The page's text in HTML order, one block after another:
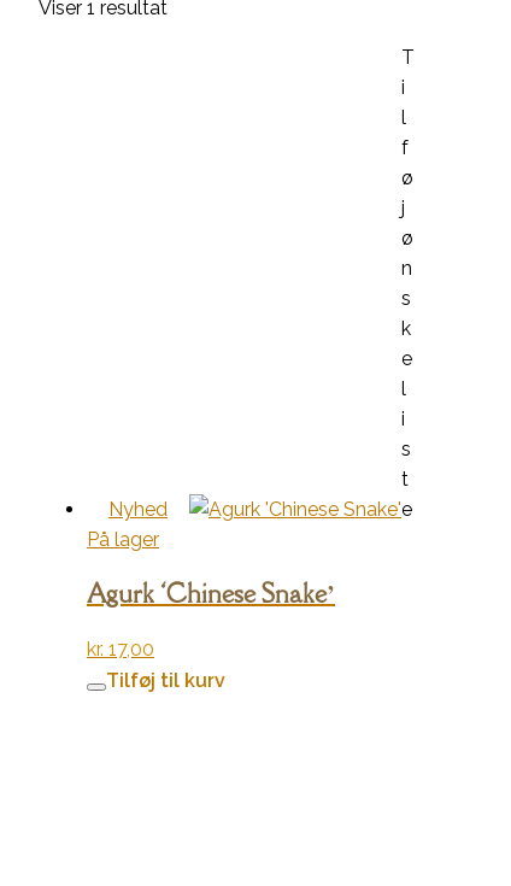
Viser 1 resultat
Nyhed
T
i
l
f
ø
j
ø
n
s
k
e
l
i
s
t
e
På lager
Agurk ‘Chinese Snake’
kr. 17,00
Tilføj til kurv